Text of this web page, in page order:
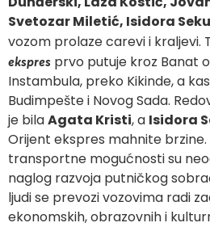
Svetozar Miletić, Isidora
vozom prolaze carevi i kraljevi.
ekspres prvo putuje kroz Banat
Instambula, preko Kikinde, a
Budimpešte i Novog Sada.
je bilaAgata Kristi, a Isidora
Orijent ekspres mahnite
transportne mogućnosti su
naglog razvoja putničkog
ljudi se prevozi vozovima radi
ekonomskih, obrazovnih i